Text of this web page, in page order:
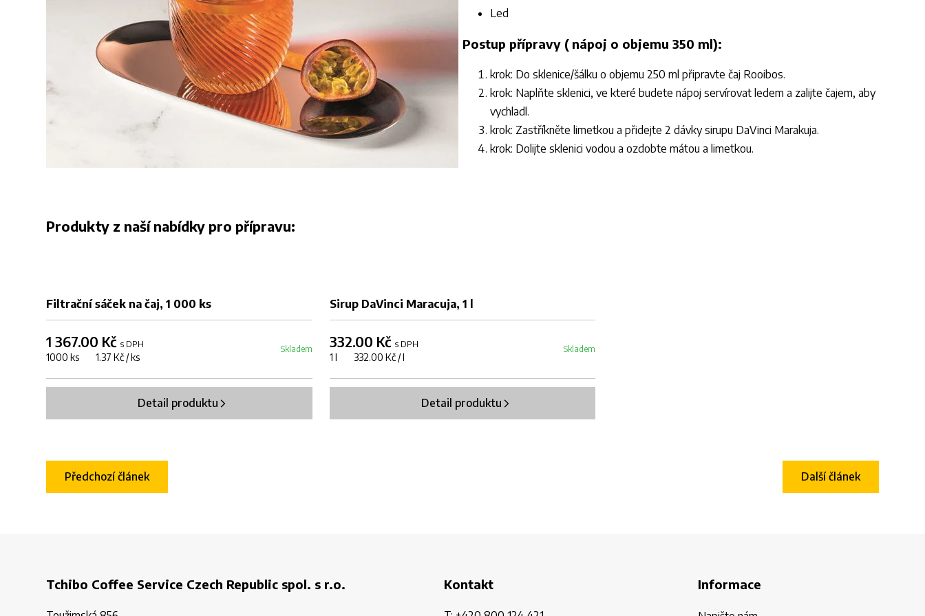
Led
Postup přípravy ( nápoj o objemu 350 ml):
krok: Do sklenice/šálku o objemu 250 ml připravte čaj Rooibos.
krok: Naplňte sklenici, ve které budete nápoj servírovat ledem a zalijte čajem, aby
vychladl.
krok: Zastříkněte limetkou a přidejte 2 dávky sirupu DaVinci Marakuja.
krok: Dolijte sklenici vodou a ozdobte mátou a limetkou.
Produkty z naší nabídky pro přípravu:
Filtrační sáček na čaj, 1 000 ks
1 367.00 Kč s DPH
1000 ks 1.37 Kč / ks
Skladem
Detail produktu
Sirup DaVinci Maracuja, 1 l
332.00 Kč s DPH
1 l 332.00 Kč / l
Skladem
Detail produktu
Další článek
Předchozí článek
Tchibo Coffee Service Czech Republic spol. s r.o. Kontakt Informace